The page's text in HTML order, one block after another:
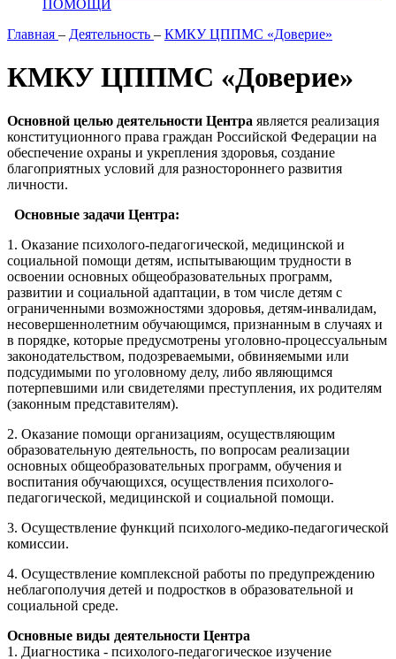
ПОМОЩИ
Главная – Деятельность – КМКУ ЦППМС «Доверие»
КМКУ ЦППМС «Доверие»
Основной целью деятельности Центра является реализация
конституционного права граждан Российской Федерации на
обеспечение охраны и укрепления здоровья, создание
благоприятных условий для разностороннего развития
личности.
Основные задачи Центра:
1. Оказание психолого-педагогической, медицинской и
социальной помощи детям, испытывающим трудности в
освоении основных общеобразовательных программ,
развитии и социальной адаптации, в том числе детям с
ограниченными возможностями здоровья, детям-инвалидам,
несовершеннолетним обучающимся, признанным в случаях и
в порядке, которые предусмотрены уголовно-процессуальным
законодательством, подозреваемыми, обвиняемыми или
подсудимыми по уголовному делу, либо являющимся
потерпевшими или свидетелями преступления, их родителям
(законным представителям).
2. Оказание помощи организациям, осуществляющим
образовательную деятельность, по вопросам реализации
основных общеобразовательных программ, обучения и
воспитания обучающихся, осуществления психолого-
педагогической, медицинской и социальной помощи.
3. Осуществление функций психолого-медико-педагогической
комиссии.
4. Осуществление комплексной работы по предупреждению
неблагополучия детей и подростков в образовательной и
социальной среде.
Основные виды деятельности Центра
1. Диагностика - психолого-педагогическое изучение